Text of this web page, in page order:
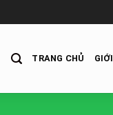
TRANG CHỦ